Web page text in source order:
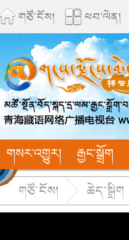
གཙོ་ངོས། ཕབ་ལེན།
གསར་འགྱུར། རྒྱང་སྒྲོག
གཙོ་ངོས། ཆེད་སྒྲིག